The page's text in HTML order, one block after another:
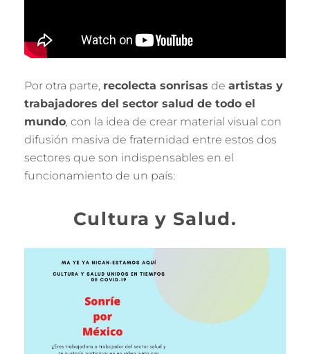
Por otra parte, recolecta sonrisas de artistas y
trabajadores del sector salud de todo el
mundo, con la idea de crear material visual con
difusión masiva de fraternidad entre estos dos
sectores que son indispensables en el
funcionamiento de un país:
Cultura y Salud.